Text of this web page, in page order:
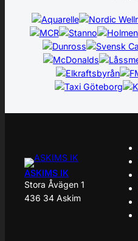
ASKIMS IK
Stora Åvägen 1
436 34 Askim